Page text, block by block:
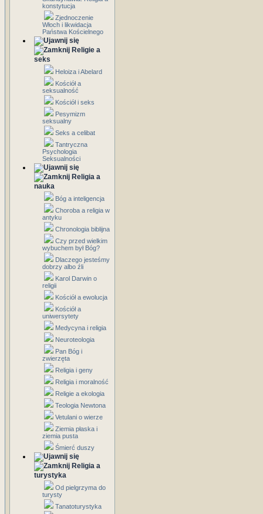
konstytucja
Zjednoczenie
Włoch i likwidacja
Państwa Kościelnego
Religie a
seks
Heloiza i Abelard
Kościół a
seksualność
Kościół i seks
Pesymizm
seksualny
Seks a celibat
Tantryczna
Psychologia
Seksualności
Religia a
nauka
Bóg a inteligencja
Choroba a religia w
antyku
Chronologia biblijna
Czy przed wielkim
wybuchem był Bóg?
Dlaczego jesteśmy
dobrzy albo źli
Karol Darwin o
religii
Kościół a ewolucja
Kościół a
uniwersytety
Medycyna i religia
Neuroteologia
Pan Bóg i
zwierzęta
Religia i geny
Religia i moralność
Religie a ekologia
Teologia Newtona
Vetulani o wierze
Ziemia płaska i
ziemia pusta
Śmierć duszy
Religia a
turystyka
Od pielgrzyma do
turysty
Tanatoturystyka